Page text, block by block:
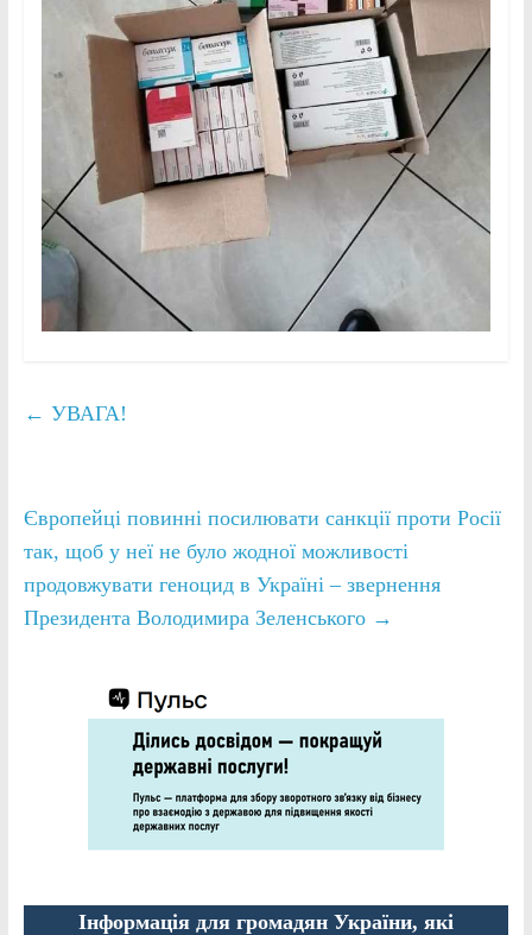
← УВАГА!
Європейці повинні посилювати санкції проти Росії
так, щоб у неї не було жодної можливості
продовжувати геноцид в Україні – звернення
Президента Володимира Зеленського →
Інформація для громадян України, які